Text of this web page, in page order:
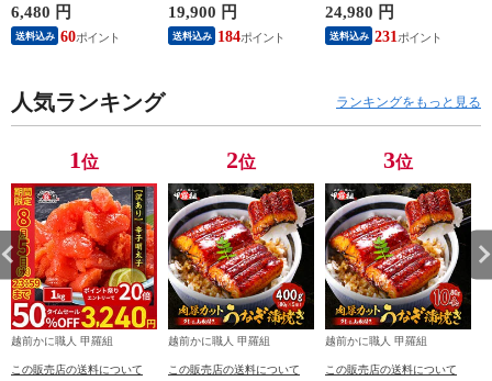
り/特切れ】辛子明太
子 めんたいこ 魚卵
おつまみ 晩酌 送料
6,480 円
送料込み 60
フト 冷凍 送料無料
海鮮vs肉 御中元 お中
元 残暑見舞い 夏ギ
19,900 円
送料込み 184
ぎ 通販 うなぎ お取
り寄せ うなぎ食べ放
題 うなぎ大容量 う
24,980 円
送料込み 231
人気ランキング ランキングをもっと見る
1位
越前かに職人 甲羅組
この販売店の送料について
2位
越前かに職人 甲羅組
この販売店の送料について
3位
越前かに職人 甲羅組
この販売店の送料について